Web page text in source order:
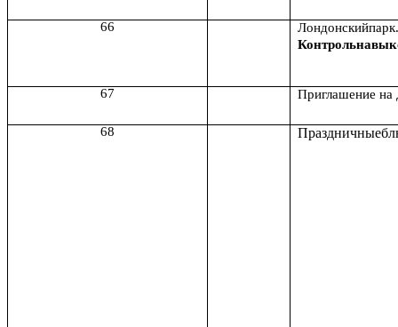
66
Лондонскийпарк.
67 Приглашение на
68